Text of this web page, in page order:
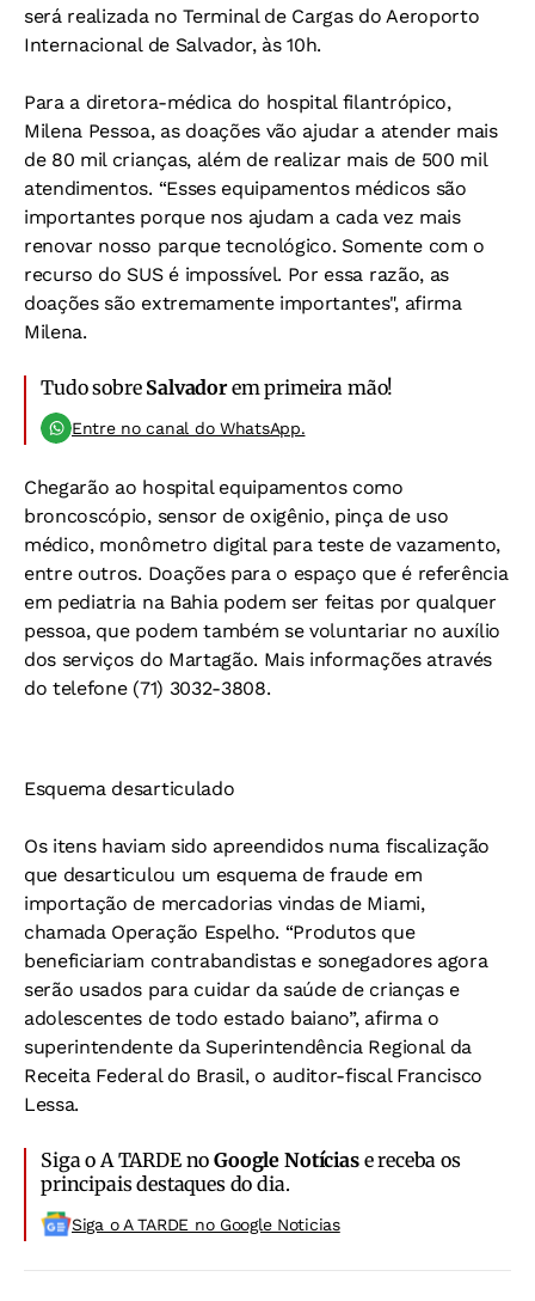
será realizada no Terminal de Cargas do Aeroporto
Internacional de Salvador, às 10h.
Para a diretora-médica do hospital filantrópico,
Milena Pessoa, as doações vão ajudar a atender mais
de 80 mil crianças, além de realizar mais de 500 mil
atendimentos. “Esses equipamentos médicos são
importantes porque nos ajudam a cada vez mais
renovar nosso parque tecnológico. Somente com o
recurso do SUS é impossível. Por essa razão, as
doações são extremamente importantes", afirma
Milena.
Tudo sobre Salvadorem primeira mão!
Entre no canal do WhatsApp.
Chegarão ao hospital equipamentos como
broncoscópio, sensor de oxigênio, pinça de uso
médico, monômetro digital para teste de vazamento,
entre outros. Doações para o espaço que é referência
em pediatria na Bahia podem ser feitas por qualquer
pessoa, que podem também se voluntariar no auxílio
dos serviços do Martagão. Mais informações através
do telefone (71) 3032-3808.
Esquema desarticulado
Os itens haviam sido apreendidos numa fiscalização
que desarticulou um esquema de fraude em
importação de mercadorias vindas de Miami,
chamada Operação Espelho. “Produtos que
beneficiariam contrabandistas e sonegadores agora
serão usados para cuidar da saúde de crianças e
adolescentes de todo estado baiano”, afirma o
superintendente da Superintendência Regional da
Receita Federal do Brasil, o auditor-fiscal Francisco
Lessa.
Siga o A TARDE noGoogle Notíciase receba os
principais destaques do dia.
Siga o A TARDE no Google Noticias